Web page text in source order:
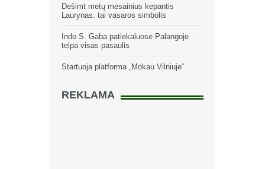
Dešimt metų mėsainius kepantis
Laurynas: tai vasaros simbolis
Indo S. Gaba patiekaluose Palangoje
telpa visas pasaulis
Startuoja platforma „Mokau Vilniuje“
REKLAMA